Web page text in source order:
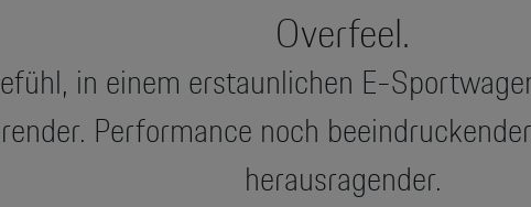
Overfeel.
in einem erstaunlichen E-
Performance noch
herausragender.